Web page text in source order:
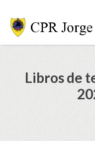
Libros de